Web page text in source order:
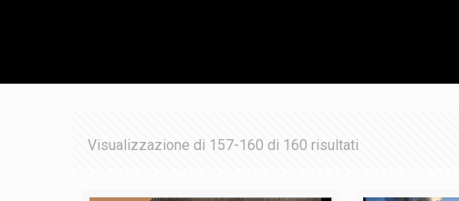
Visualizzazione di 157-160 di 160 risultati